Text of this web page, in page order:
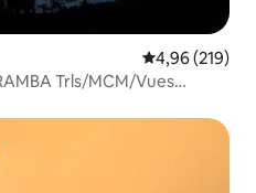
Évaluation
4,96 (219)
Trls/MCM/Vues